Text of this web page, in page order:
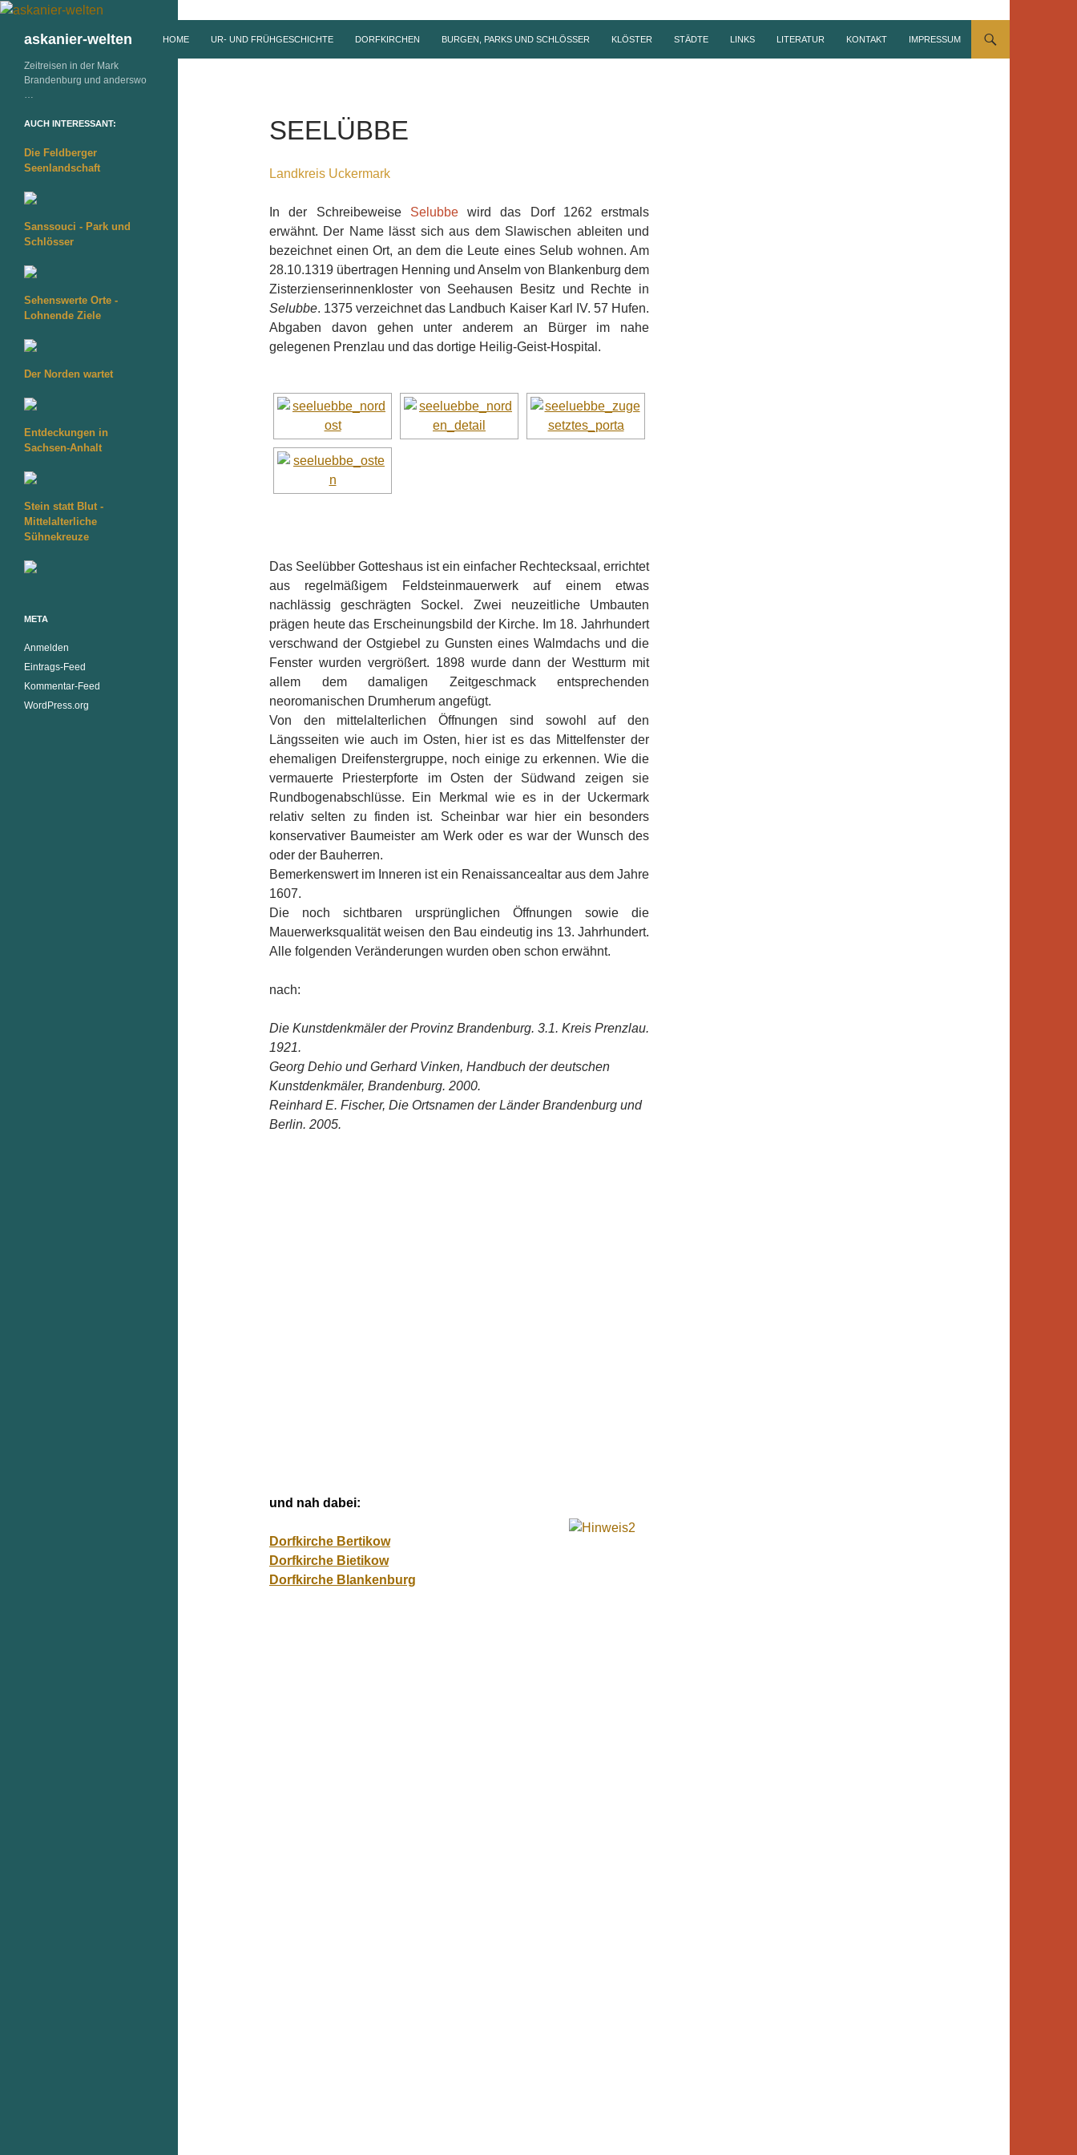
askanier-welten
HOME
UR- UND FRÜHGESCHICHTE DORFKIRCHEN BURGEN, PARKS UND SCHLÖSSER KLÖSTER STÄDTE LINKS LITERATUR KONTAKT IMPRESSUM
SEELÜBBE
Landkreis Uckermark
In der Schreibeweise Selubbe wird das Dorf 1262 erstmals
erwähnt. Der Name lässt sich aus dem Slawischen ableiten und
bezeichnet einen Ort, an dem die Leute eines Selub wohnen. Am
28.10.1319 übertragen Henning und Anselm von Blankenburg dem
Zisterzienserinnenkloster von Seehausen Besitz und Rechte in
Selubbe. 1375 verzeichnet das Landbuch Kaiser Karl IV. 57 Hufen.
Abgaben davon gehen unter anderem an Bürger im nahe
gelegenen Prenzlau und das dortige Heilig-Geist-Hospital.
Das Seelübber Gotteshaus ist ein einfacher Rechtecksaal, errichtet
aus regelmäßigem Feldsteinmauerwerk auf einem etwas
nachlässig geschrägten Sockel. Zwei neuzeitliche Umbauten
prägen heute das Erscheinungsbild der Kirche. Im 18. Jahrhundert
verschwand der Ostgiebel zu Gunsten eines Walmdachs und die
Fenster wurden vergrößert. 1898 wurde dann der Westturm mit
allem dem damaligen Zeitgeschmack entsprechenden
neoromanischen Drumherum angefügt.
Von den mittelalterlichen Öffnungen sind sowohl auf den
Längsseiten wie auch im Osten, hier ist es das Mittelfenster der
ehemaligen Dreifenstergruppe, noch einige zu erkennen. Wie die
vermauerte Priesterpforte im Osten der Südwand zeigen sie
Rundbogenabschlüsse. Ein Merkmal wie es in der Uckermark
relativ selten zu finden ist. Scheinbar war hier ein besonders
konservativer Baumeister am Werk oder es war der Wunsch des
oder der Bauherren.
Bemerkenswert im Inneren ist ein Renaissancealtar aus dem Jahre
1607.
Die noch sichtbaren ursprünglichen Öffnungen sowie die
Mauerwerksqualität weisen den Bau eindeutig ins 13. Jahrhundert.
Alle folgenden Veränderungen wurden oben schon erwähnt.
nach:
Die Kunstdenkmäler der Provinz Brandenburg. 3.1. Kreis Prenzlau.
1921.
Georg Dehio und Gerhard Vinken, Handbuch der deutschen
Kunstdenkmäler, Brandenburg. 2000.
Reinhard E. Fischer, Die Ortsnamen der Länder Brandenburg und
Berlin. 2005.
und nah dabei:
Dorfkirche Bertikow
Dorfkirche Bietikow
Dorfkirche Blankenburg
Zeitreisen in der Mark
Brandenburg und anderswo
AUCH INTERESSANT:
Die Feldberger
Seenlandschaft
Sanssouci - Park und
Schlösser
Sehenswerte Orte -
Lohnende Ziele
Der Norden wartet
Entdeckungen in
Sachsen-Anhalt
Stein statt Blut -
Mittelalterliche
Sühnekreuze
META
Anmelden
Eintrags-Feed
Kommentar-Feed
WordPress.org